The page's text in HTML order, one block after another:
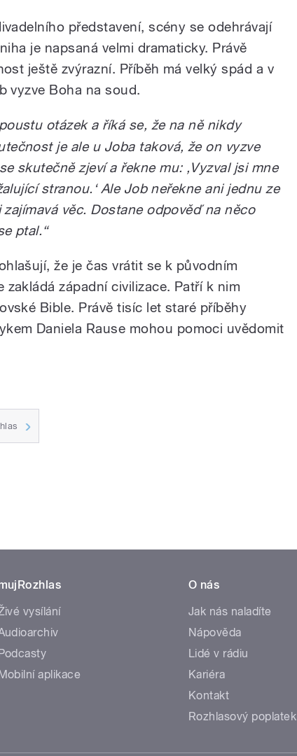
představení, scény se odehrávají
je napsaná velmi dramaticky. Právě
ještě zvýrazní. Příběh má velký spád a v
vyzve Boha na soud.
otázek a říká se, že na ně nikdy
je ale u Joba taková, že on vyzve
skutečně zjeví a řekne mu: ‚Vyzval jsi mne
stranou.‘ Ale Job neřekne ani jednu ze
věc. Dostane odpověď na něco
ptal.“
že je čas vrátit se k původním
západní civilizace. Patří k nim
Bible. Právě tisíc let staré příběhy
Daniela Rause mohou pomoci uvědomit
vysílání
Podcasty
Mobilní aplikace
O nás
Jak nás naladíte
Nápověda
Lidé v rádiu
Kariéra
Kontakt
Rozhlasový poplatek